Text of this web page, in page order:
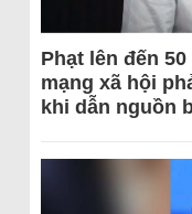
Phạt lên đến
mạng xã hội
khi dẫn nguồn